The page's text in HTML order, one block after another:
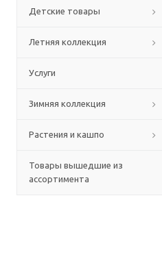
Детские товары
Летняя коллекция
Услуги
Зимняя коллекция
Растения и кашпо
Товары вышедшие из
ассортимента